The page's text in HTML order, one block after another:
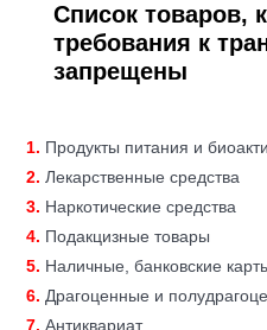
Список товаров,
требования к
запрещены
1. Продукты питания и
2. Лекарственные средства
3. Наркотические средства
4. Подакцизные товары
5. Наличные, банковские
6. Драгоценные и
7. Антиквариат